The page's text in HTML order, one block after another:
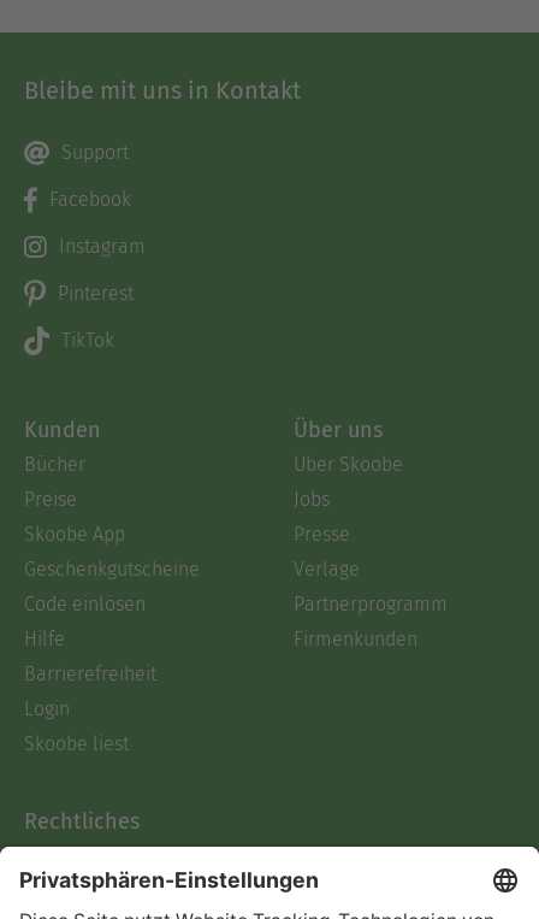
Bleibe mit uns in Kontakt
Support
Facebook
Instagram
Pinterest
TikTok
Kunden
Bücher
Preise
Skoobe App
Geschenkgutscheine
Code einlösen
Hilfe
Barrierefreiheit
Login
Skoobe liest
Über uns
Über Skoobe
Jobs
Presse
Verlage
Partnerprogramm
Firmenkunden
Rechtliches
AGB